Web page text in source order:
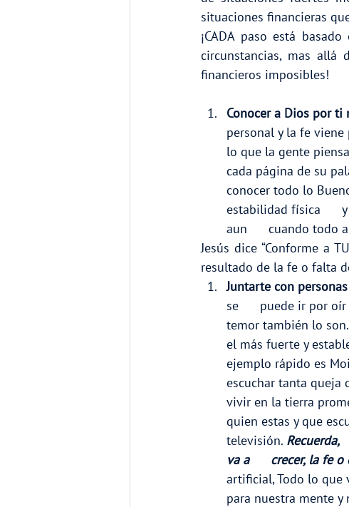
situaciones financieras
¡CADA paso está
circunstancias, mas
financieros imposibles!
Conocer a Dios por ti
personal y la fe
lo que la gente
cada página de su
conocer todo lo
estabilidad física
aun      cuando todo
Jesús dice “Conforme a
resultado de la fe o falta
Juntarte con
se      puede ir por
temor también lo
el más fuerte y
ejemplo rápido es
escuchar tanta queja
vivir en la tierra
quien estas y que
televisión. Recuerda,
va a      crecer, la fe
artificial, Todo lo que
para nuestra mente y